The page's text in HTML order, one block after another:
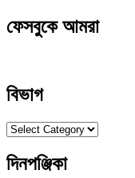
ফেসবুকে আমরা
বিভাগ
বিভাগ
দিনপঞ্জিকা